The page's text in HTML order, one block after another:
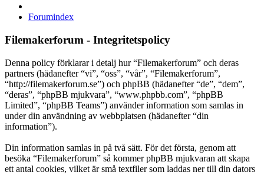
Forumindex
Filemakerforum - Integritetspolicy
Denna policy förklarar i detalj hur “Filemakerforum” och deras
partners (hädanefter “vi”, “oss”, “vår”, “Filemakerforum”,
“http://filemakerforum.se”) och phpBB (hädanefter “de”, “dem”,
“deras”, “phpBB mjukvara”, “www.phpbb.com”, “phpBB
Limited”, “phpBB Teams”) använder information som samlas in
under din användning av webbplatsen (hädanefter “din
information”).
Din information samlas in på två sätt. För det första, genom att
besöka “Filemakerforum” så kommer phpBB mjukvaran att skapa
ett antal cookies, vilket är små textfiler som laddas ner till din dators